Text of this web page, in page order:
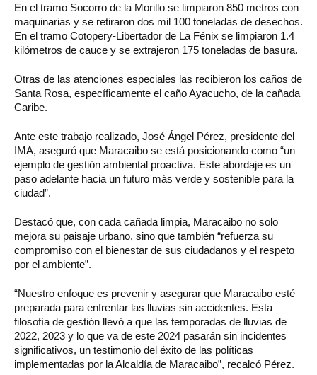
En el tramo Socorro de la Morillo se limpiaron 850 metros con
maquinarias y se retiraron dos mil 100 toneladas de desechos.
En el tramo Cotopery-Libertador de La Fénix se limpiaron 1.4
kilómetros de cauce y se extrajeron 175 toneladas de basura.
Otras de las atenciones especiales las recibieron los caños de
Santa Rosa, específicamente el caño Ayacucho, de la cañada
Caribe.
Ante este trabajo realizado, José Ángel Pérez, presidente del
IMA, aseguró que Maracaibo se está posicionando como “un
ejemplo de gestión ambiental proactiva. Este abordaje es un
paso adelante hacia un futuro más verde y sostenible para la
ciudad”.
Destacó que, con cada cañada limpia, Maracaibo no solo
mejora su paisaje urbano, sino que también “refuerza su
compromiso con el bienestar de sus ciudadanos y el respeto
por el ambiente”.
“Nuestro enfoque es prevenir y asegurar que Maracaibo esté
preparada para enfrentar las lluvias sin accidentes. Esta
filosofía de gestión llevó a que las temporadas de lluvias de
2022, 2023 y lo que va de este 2024 pasarán sin incidentes
significativos, un testimonio del éxito de las políticas
implementadas por la Alcaldía de Maracaibo”, recalcó Pérez.